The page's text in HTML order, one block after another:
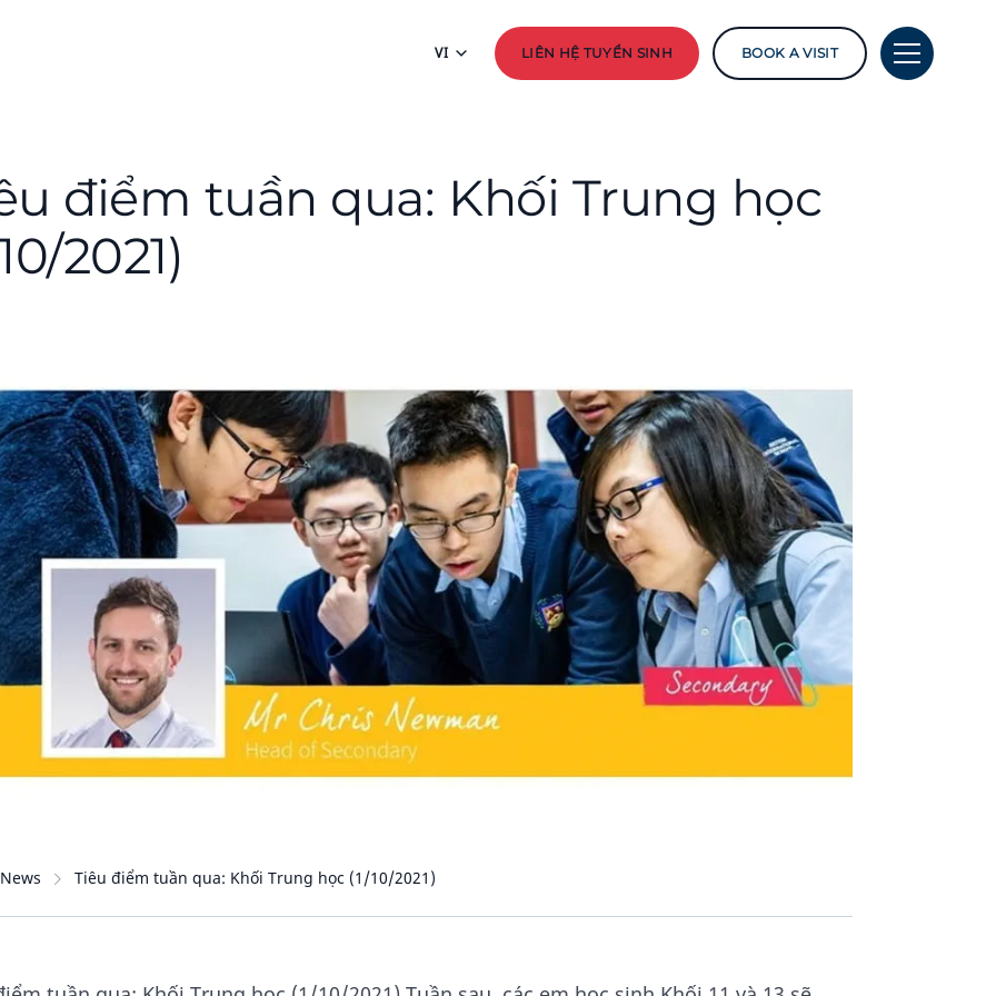
VI LIÊN HỆ TUYỂN SINH BOOK A VISIT
điểm tuần qua: Khối Trung học
2021)
News Tiêu điểm tuần qua: Khối Trung học (1/10/2021)